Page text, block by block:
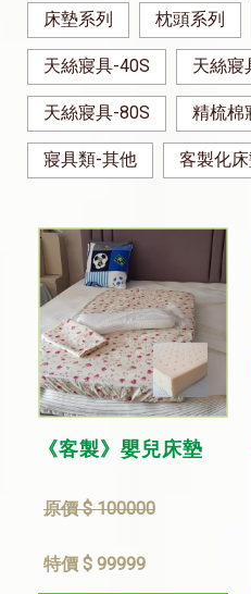
床墊系列 枕頭系列
天絲寢具-40S 天絲寢
天絲寢具-80S 精梳棉
寢具類-其他 客製化
《客製》嬰兒床墊
原價 $ 100000
特價 $ 99999